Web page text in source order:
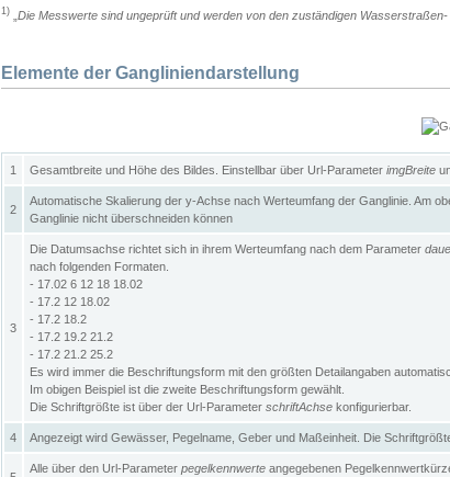
1) Die Messwerte sind ungeprüft und werden von den zuständigen
Elemente der Gangliniendarstellung
1 Gesamtbreite und Höhe des Bildes. Einstellbar über Url-Parameter imgBreite
2
Automatische Skalierung der y-Achse nach Werteumfang der Ganglinie. Am
Ganglinie nicht überschneiden können
3
Die Datumsachse richtet sich in ihrem Werteumfang nach dem Parameter
nach folgenden Formaten.
- 17.02 6 12 18 18.02
- 17.2 12 18.02
- 17.2 18.2
- 17.2 19.2 21.2
- 17.2 21.2 25.2
Es wird immer die Beschriftungsform mit den größten Detailangaben
Im obigen Beispiel ist die zweite Beschriftungsform gewählt.
Die Schriftgrößte ist über der Url-Parameter schriftAchse konfigurierbar.
4 Angezeigt wird Gewässer, Pegelname, Geber und Maßeinheit. Die
Alle über den Url-Parameter pegelkennwerte angegebenen